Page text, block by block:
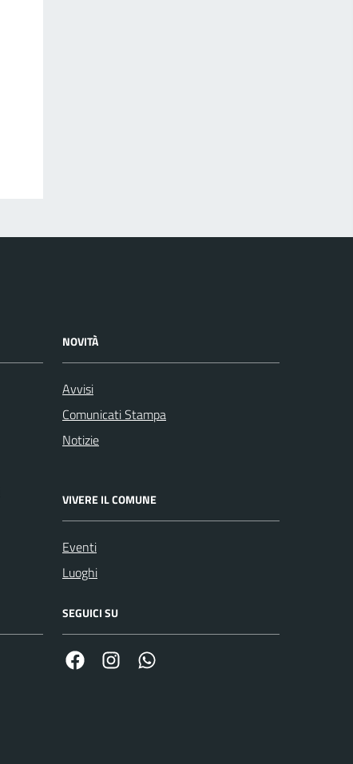
NOVITÀ
Avvisi
Comunicati Stampa
Notizie
VIVERE IL COMUNE
Eventi
Luoghi
SEGUICI SU
Facebook Link Instagram